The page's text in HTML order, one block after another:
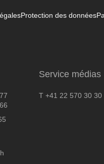
Protection des données
Service médias
T +41 22 570 30 30